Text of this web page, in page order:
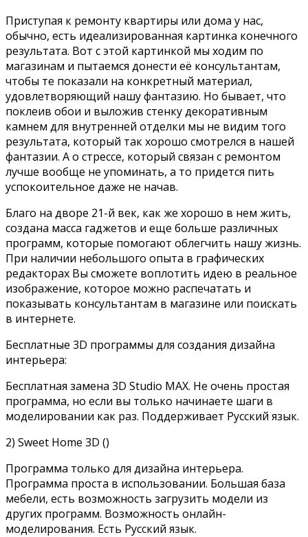
Приступая к ремонту квартиры или дома у нас,
обычно, есть идеализированная картинка конечного
результата. Вот с этой картинкой мы ходим по
магазинам и пытаемся донести её консультантам,
чтобы те показали на конкретный материал,
удовлетворяющий нашу фантазию. Но бывает, что
поклеив обои и выложив стенку декоративным
камнем для внутренней отделки мы не видим того
результата, который так хорошо смотрелся в нашей
фантазии. А о стрессе, который связан с ремонтом
лучше вообще не упоминать, а то придется пить
успокоительное даже не начав.
Благо на дворе 21-й век, как же хорошо в нем жить,
создана масса гаджетов и еще больше различных
программ, которые помогают облегчить нашу жизнь.
При наличии небольшого опыта в графических
редакторах Вы сможете воплотить идею в реальное
изображение, которое можно распечатать и
показывать консультантам в магазине или поискать
в интернете.
Бесплатные 3D программы для создания дизайна
интерьера:
Бесплатная замена 3D Studio MAX. Не очень простая
программа, но если вы только начинаете шаги в
моделировании как раз. Поддерживает Русский язык.
2) Sweet Home 3D ()
Программа только для дизайна интерьера.
Программа проста в использовании. Большая база
мебели, есть возможность загрузить модели из
других программ. Возможность онлайн-
моделирования. Есть Русский язык.